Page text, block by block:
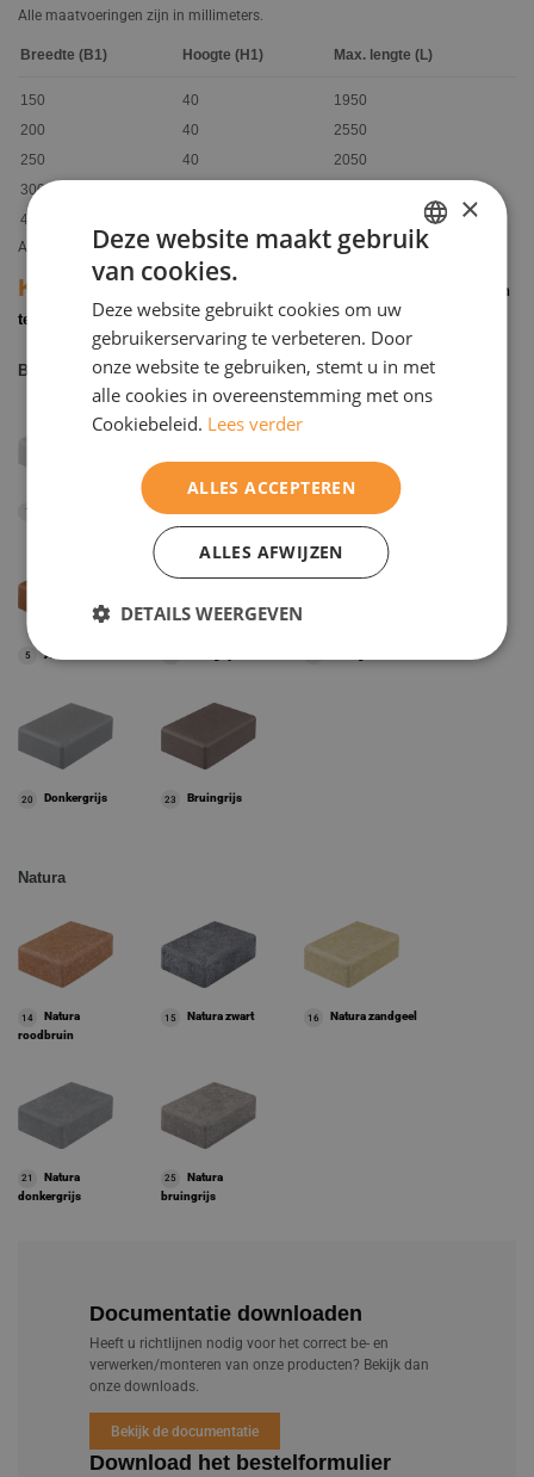
Alle maatvoeringen zijn in millimeters.
Breedte (B1) Hoogte (H1) Max. lengte (L)
150 40
1950
200
40
2550
250
40
2050
300
400
Alle maatvoeringen zijn in millimeters.
Kleuren Dit product is beschikbaar in de volgende kleuren en
texturen
Basiskleuren
1 Grannero
5 Aardebruin
20 Donkergrijs 23 Bruingrijs
Natura
14
Natura
roodbruin
15 Natura zwart 16 Natura zandgeel
21
Natura
donkergrijs
25
Natura
bruingrijs
Documentatie downloaden
Heeft u richtlijnen nodig voor het correct be- en
verwerken/monteren van onze producten? Bekijk dan
onze downloads.
Bekijk de documentatie
Download het bestelformulier
×
Deze website maakt gebruik
van cookies.
Deze website gebruikt cookies om uw
gebruikerservaring te verbeteren. Door
onze website te gebruiken, stemt u in met
alle cookies in overeenstemming met ons
Cookiebeleid. Lees verder
ALLES ACCEPTEREN
ALLES AFWIJZEN
DETAILS WEERGEVEN